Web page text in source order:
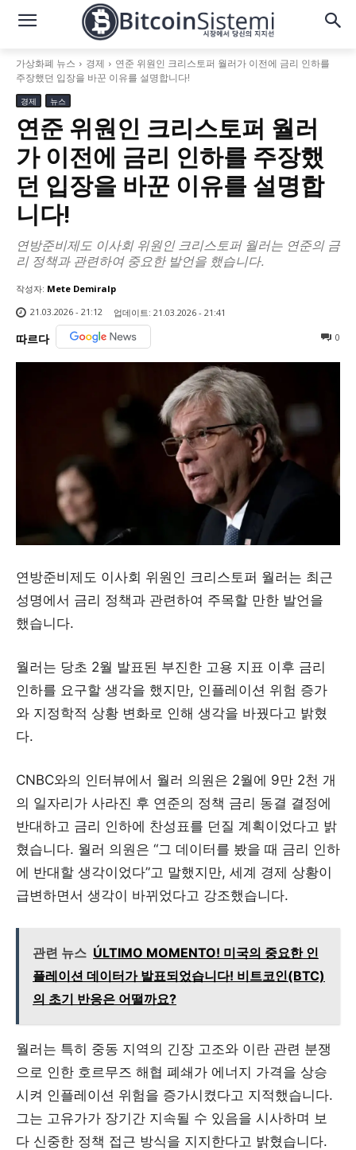
가상화폐 뉴스 경제
연준 위원인 크리스토퍼 월러가 이전에 금리 인하를
주장했던 입장을 바꾼 이유를 설명합니다!
경제 뉴스
연준 위원인 크리스토퍼 월러
가 이전에 금리 인하를 주장했
던 입장을 바꾼 이유를 설명합
니다!
연방준비제도 이사회 위원인 크리스토퍼 월러는 연준의 금
리 정책과 관련하여 중요한 발언을 했습니다.
작성자: Mete Demiralp
21.03.2026 - 21:12
업데이트: 21.03.2026 - 21:41
따르다 0
연방준비제도 이사회 위원인 크리스토퍼 월러는 최근
성명에서 금리 정책과 관련하여 주목할 만한 발언을
했습니다.
월러는 당초 2월 발표된 부진한 고용 지표 이후 금리
인하를 요구할 생각을 했지만, 인플레이션 위험 증가
와 지정학적 상황 변화로 인해 생각을 바꿨다고 밝혔
다.
CNBC와의 인터뷰에서 월러 의원은 2월에 9만 2천 개
의 일자리가 사라진 후 연준의 정책 금리 동결 결정에
반대하고 금리 인하에 찬성표를 던질 계획이었다고 밝
혔습니다. 월러 의원은 “그 데이터를 봤을 때 금리 인하
에 반대할 생각이었다”고 말했지만, 세계 경제 상황이
급변하면서 생각이 바뀌었다고 강조했습니다.
관련 뉴스 ÚLTIMO MOMENTO! 미국의 중요한 인
플레이션 데이터가 발표되었습니다! 비트코인(BTC)
의 초기 반응은 어떨까요?
월러는 특히 중동 지역의 긴장 고조와 이란 관련 분쟁
으로 인한 호르무즈 해협 폐쇄가 에너지 가격을 상승
시켜 인플레이션 위험을 증가시켰다고 지적했습니다.
그는 고유가가 장기간 지속될 수 있음을 시사하며 보
다 신중한 정책 접근 방식을 지지한다고 밝혔습니다.